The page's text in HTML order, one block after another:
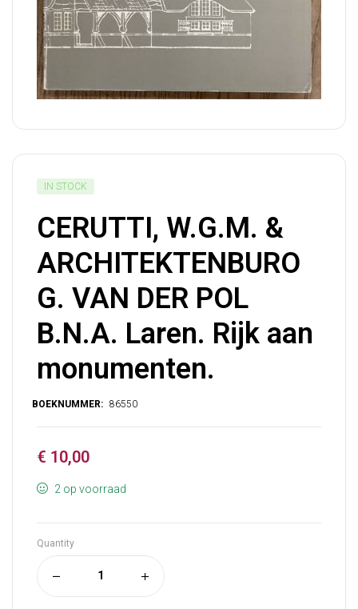
IN STOCK
CERUTTI, W.G.M. &
ARCHITEKTENBURO
G. VAN DER POL
B.N.A. Laren. Rijk aan
monumenten.
€ 10,00
2 op voorraad
Quantity